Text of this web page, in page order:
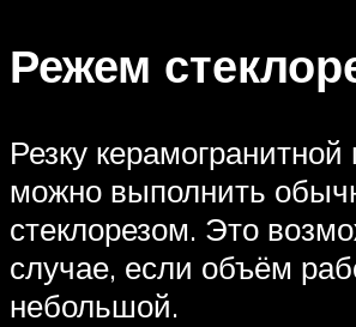
Режем
Резку керамогранитной
можно выполнить
стеклорезом. Это
случае, если объём
небольшой.